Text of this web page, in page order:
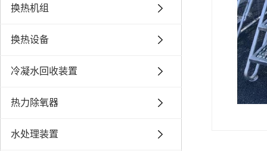
换热机组
换热设备
冷凝水回收装置
热力除氧器
水处理装置